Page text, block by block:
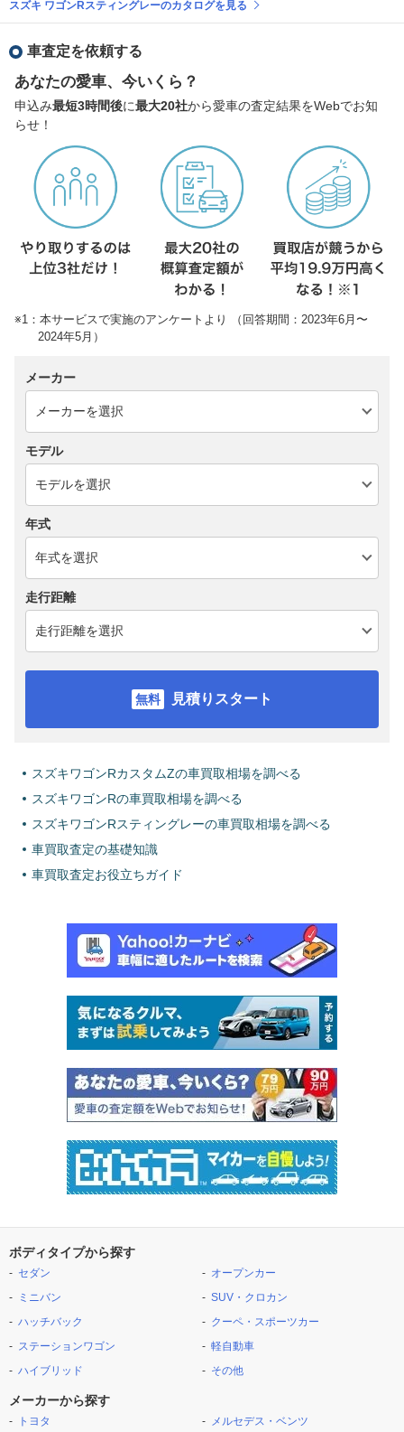
スズキ ワゴンRスティングレーのカタログを見る
車査定を依頼する
あなたの愛車、今いくら？
申込み最短3時間後に最大20社から愛車の査定結果をWebでお知
らせ！
※1：本サービスで実施のアンケートより （回答期間：2023年6月〜
2024年5月）
メーカー
モデル
年式
走行距離
見積りスタート
スズキワゴンRカスタムZの車買取相場を調べる
スズキワゴンRの車買取相場を調べる
スズキワゴンRスティングレーの車買取相場を調べる
車買取査定の基礎知識
車買取査定お役立ちガイド
ボディタイプから探す
セダン
ミニバン
ハッチバック
ステーションワゴン
ハイブリッド
オープンカー
SUV・クロカン
クーペ・スポーツカー
軽自動車
その他
メーカーから探す
トヨタ
メルセデス・ベンツ